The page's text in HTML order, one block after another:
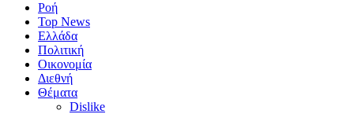
Ροή
Top News
Ελλάδα
Πολιτική
Οικονομία
Διεθνή
Θέματα
Dislike